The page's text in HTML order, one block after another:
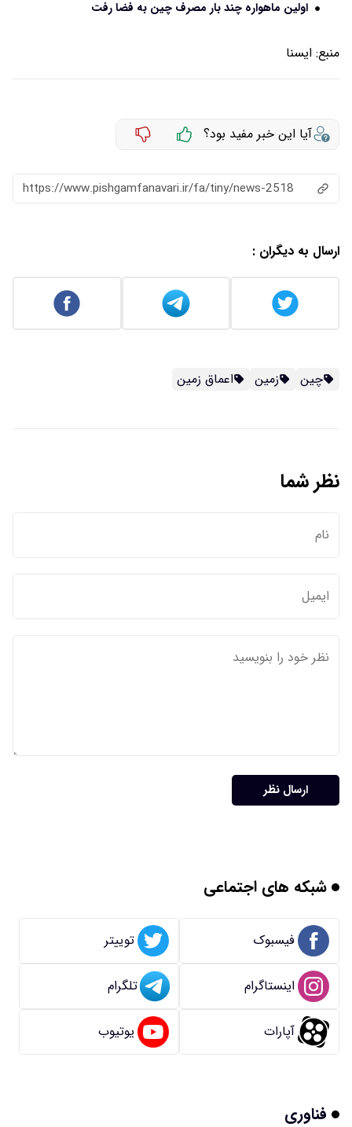
اولین ماهواره چند بار مصرف چین به فضا رفت
منبع: ایسنا
آیا این خبر مفید بود؟
https://www.pishgamfanavari.ir/fa/tiny/news-2518
ارسال به دیگران :
چین زمین اعماق زمین
نظر شما
ارسال نظر
شبکه های اجتماعی
فیسبوک توییتر
اینستاگرام تلگرام
آپارات یوتیوب
فناوری